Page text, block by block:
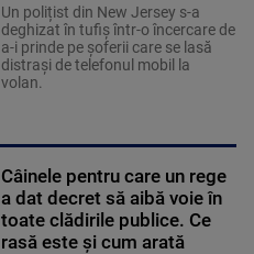
Un polițist din New Jersey s-a
deghizat în tufiș într-o încercare de
a-i prinde pe șoferii care se lasă
distrași de telefonul mobil la
volan.
Câinele pentru care un rege
a dat decret să aibă voie în
toate clădirile publice. Ce
rasă este și cum arată